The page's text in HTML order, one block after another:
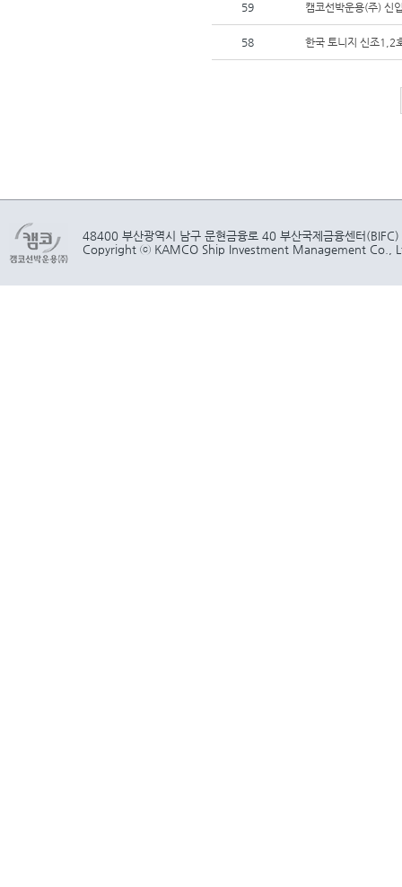
59 캠코선박운용(주) 신
58 한국 토니지 신조1,2
48400 부산광역시 남구 문현금융로 40 부산국제금융센터
Copyright ⓒ KAMCO Ship Investment Management Co.,